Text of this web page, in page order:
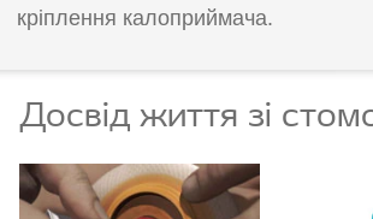
кріплення калоприймача.
Досвід життя зі